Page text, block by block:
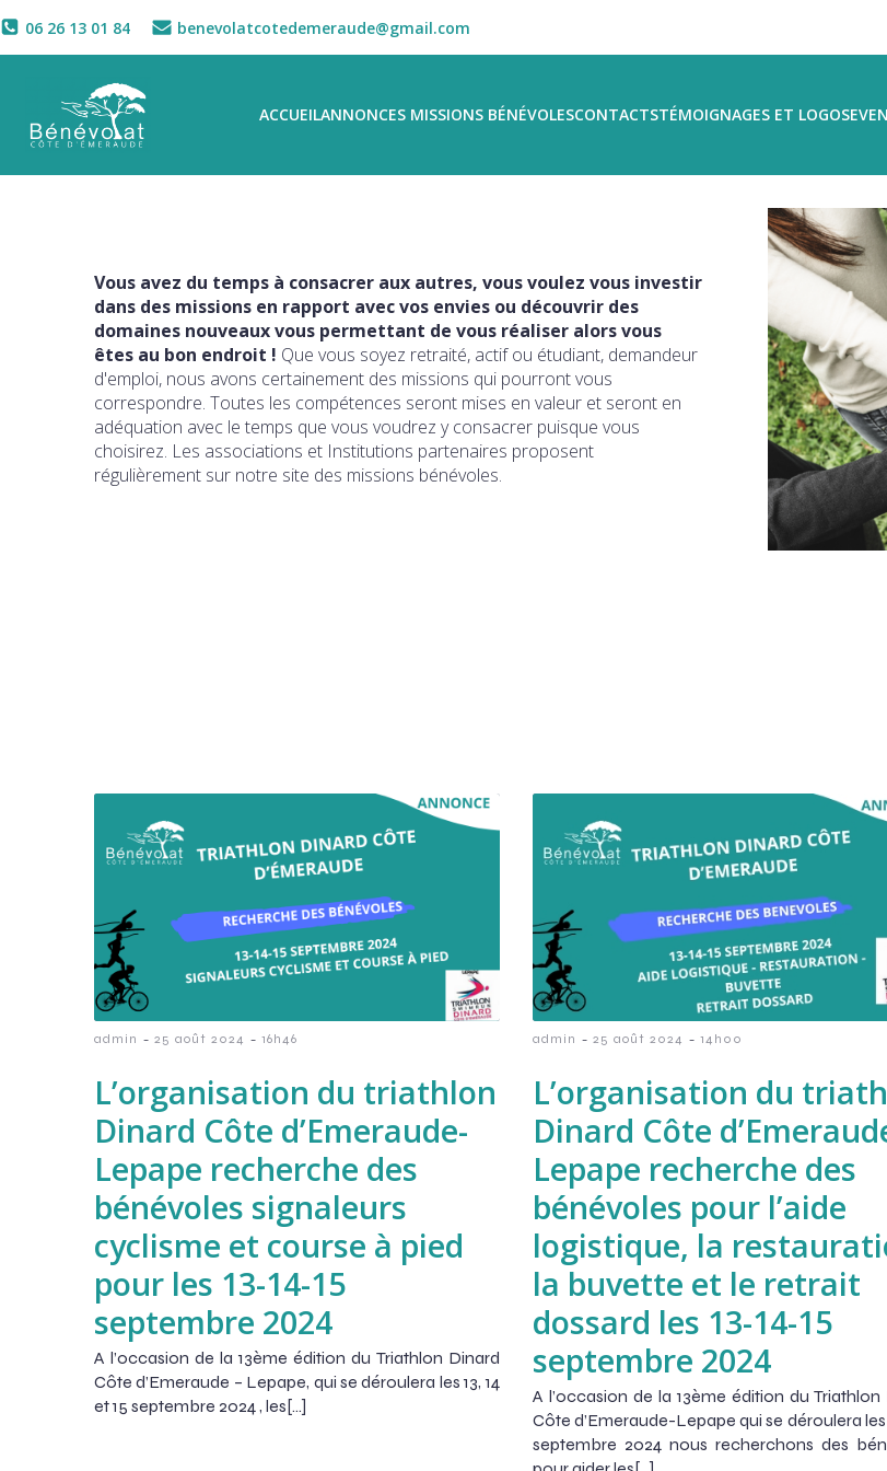
06 26 13 01 84 benevolatcotedemeraude@gmail.com
ACCUEILANNONCES MISSIONS BÉNÉVOLESCONTACTSTÉMOIGNAGES ET LOGOS
Vous avez du temps à consacrer aux autres, vous voulez vous investir
dans des missions en rapport avec vos envies ou découvrir des
domaines nouveaux vous permettant de vous réaliser alors vous
êtes au bon endroit ! Que vous soyez retraité, actif ou étudiant, demandeur
d'emploi, nous avons certainement des missions qui pourront vous
correspondre. Toutes les compétences seront mises en valeur et seront en
adéquation avec le temps que vous voudrez y consacrer puisque vous
choisirez. Les associations et Institutions partenaires proposent
régulièrement sur notre site des missions bénévoles.
admin - 25 août 2024 - 16h46
L’organisation du triathlon
Dinard Côte d’Emeraude-
Lepape recherche des
bénévoles signaleurs
cyclisme et course à pied
pour les 13-14-15
septembre 2024
A l’occasion de la 13ème édition du Triathlon Dinard
Côte d’Emeraude – Lepape, qui se déroulera les 13, 14
et 15 septembre 2024 , les[…]
admin - 25 août 2024 - 14h00
L’organisation du
Dinard Côte
Lepape recherche des
bénévoles pour l’aide
logistique, la
la buvette et le retrait
dossard les 13-14-15
septembre 2024
A l’occasion de la 13ème édition du Triathlon
Côte d’Emeraude-Lepape qui se déroulera les
septembre 2024 nous recherchons des